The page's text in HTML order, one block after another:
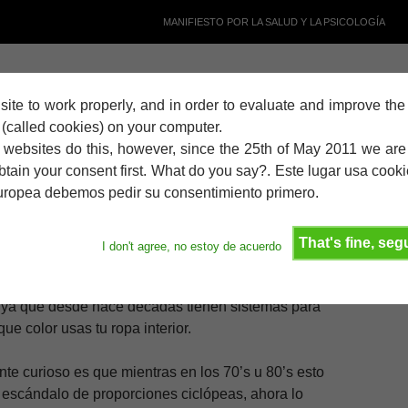
site to work properly, and in order to evaluate and improve
cookies) on your computer.
do this, however, since the 25th of May 2011 we
your consent first. What do you say?. Este lugar usa
debemos pedir su consentimiento primero.
That's fine,
I don't agree, no estoy de acuerdo
MANIFIESTO POR LA SALUD Y LA PSICOLOGÍA
SOFTWARE LIBRE
NACIONAL
DE TOD@S:
llevo bastante tiempo sin escandalizarme (años)
que desde hace décadas tienen sistemas para
color usas tu ropa interior.
curioso es que mientras en los 70’s u 80’s esto
de proporciones ciclópeas, ahora lo